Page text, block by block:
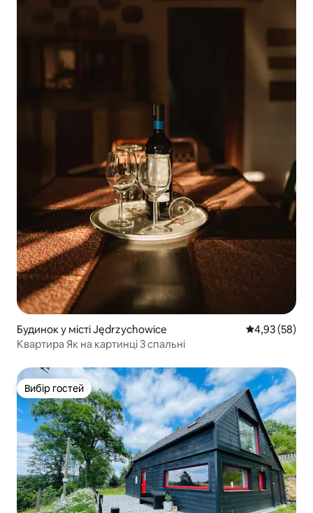
Будинок у місті Jędrzychowice Середня
4,93 (58)
Квартира Як на картинці 3 спальні
Вибір гостей
Вибір гостей